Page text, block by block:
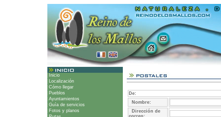
Inicio
Localización
Cómo llegar
Pueblos
Ayuntamientos
Guía de servicios
Fotos y planos
De:
Nombre:
Dirección de
correo: